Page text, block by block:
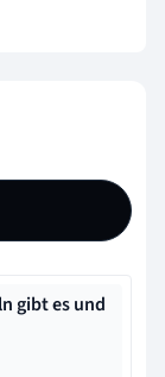
gibt es und